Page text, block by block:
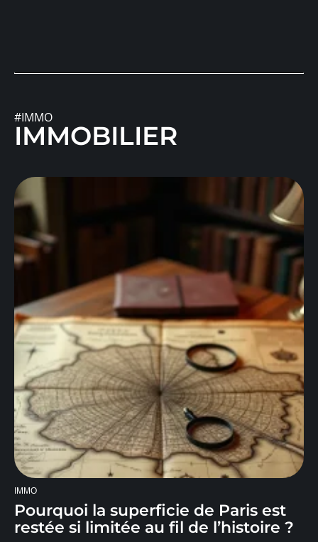
#IMMO
IMMOBILIER
IMMO
Pourquoi la superficie de Paris est
restée si limitée au fil de l’histoire ?